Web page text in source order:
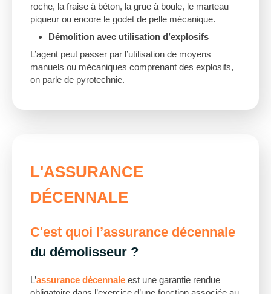
roche, la fraise à béton, la grue à boule, le marteau
piqueur ou encore le godet de pelle mécanique.
Démolition avec utilisation d’explosifs
L’agent peut passer par l’utilisation de moyens
manuels ou mécaniques comprenant des explosifs,
on parle de pyrotechnie.
L'ASSURANCE
DÉCENNALE
C'est quoi l’assurance décennale
du démolisseur ?
L’assurance décennale est une garantie rendue